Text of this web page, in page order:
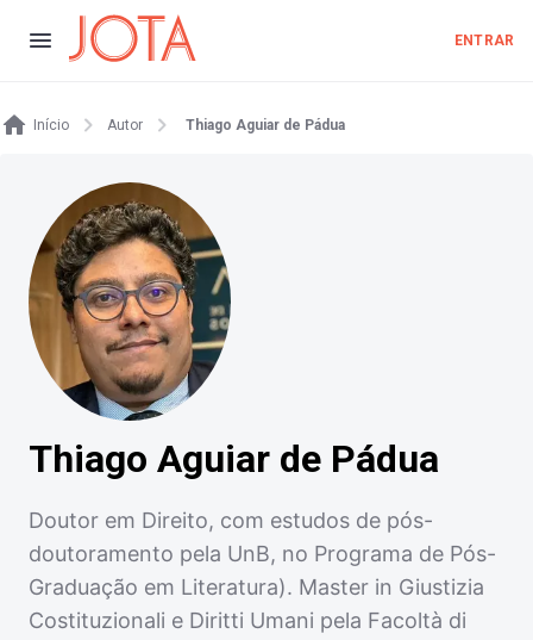
ENTRAR
Início Autor Thiago Aguiar de Pádua
Thiago Aguiar de Pádua
Doutor em Direito, com estudos de pós-
doutoramento pela UnB, no Programa de Pós-
Graduação em Literatura). Master in Giustizia
Costituzionali e Diritti Umani pela Facoltà di